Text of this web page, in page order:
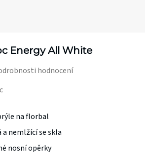
Energy All White
hodnocení
na florbal
nemlžící se skla
nosní opěrky